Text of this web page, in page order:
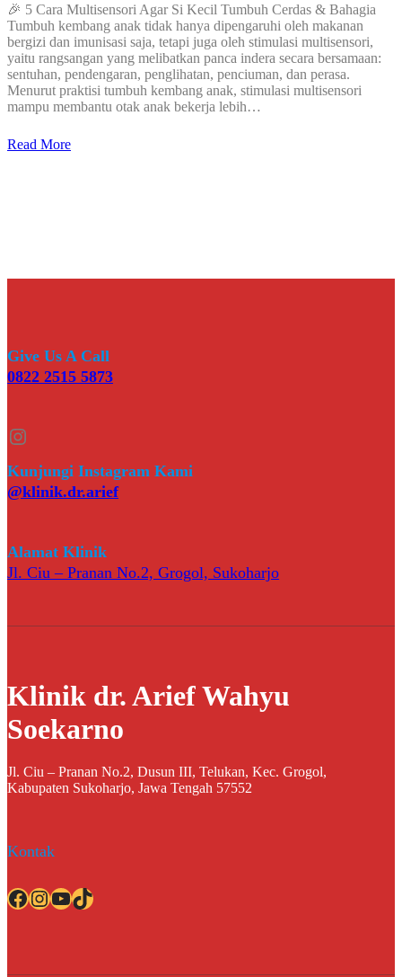
🎉 5 Cara Multisensori Agar Si Kecil Tumbuh Cerdas & Bahagia
Tumbuh kembang anak tidak hanya dipengaruhi oleh makanan
bergizi dan imunisasi saja, tetapi juga oleh stimulasi multisensori,
yaitu rangsangan yang melibatkan panca indera secara bersamaan:
sentuhan, pendengaran, penglihatan, penciuman, dan perasa.
Menurut praktisi tumbuh kembang anak, stimulasi multisensori
mampu membantu otak anak bekerja lebih…
Read More
Give Us A Call
0822 2515 5873
Instagram
Kunjungi Instagram Kami
@klinik.dr.arief
Alamat Klinik
Jl. Ciu – Pranan No.2, Grogol, Sukoharjo
Klinik dr. Arief Wahyu
Soekarno
Jl. Ciu – Pranan No.2, Dusun III, Telukan, Kec. Grogol,
Kabupaten Sukoharjo, Jawa Tengah 57552
Kontak
Facebook InstagramYouTube TikTok